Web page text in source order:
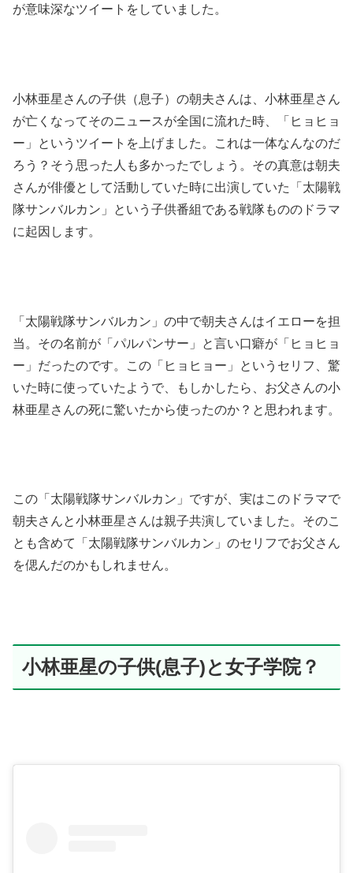
が意味深なツイートをしていました。
小林亜星さんの子供（息子）の朝夫さんは、小林亜星さん
が亡くなってそのニュースが全国に流れた時、「ヒョヒョ
ー」というツイートを上げました。これは一体なんなのだ
ろう？そう思った人も多かったでしょう。その真意は朝夫
さんが俳優として活動していた時に出演していた「太陽戦
隊サンバルカン」という子供番組である戦隊もののドラマ
に起因します。
「太陽戦隊サンバルカン」の中で朝夫さんはイエローを担
当。その名前が「パルパンサー」と言い口癖が「ヒョヒョ
ー」だったのです。この「ヒョヒョー」というセリフ、驚
いた時に使っていたようで、もしかしたら、お父さんの小
林亜星さんの死に驚いたから使ったのか？と思われます。
この「太陽戦隊サンバルカン」ですが、実はこのドラマで
朝夫さんと小林亜星さんは親子共演していました。そのこ
とも含めて「太陽戦隊サンバルカン」のセリフでお父さん
を偲んだのかもしれません。
小林亜星の子供(息子)と女子学院？